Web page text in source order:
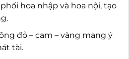
hoa nhập và hoa nội, tạo
đỏ – cam – vàng mang ý
tài.